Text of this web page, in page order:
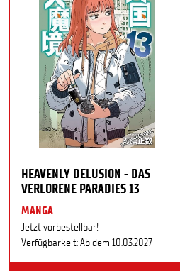
HEAVENLY DELUSION - DAS
VERLORENE PARADIES 13
MANGA
Jetzt vorbestellbar!
Verfügbarkeit: Ab dem 10.03.2027